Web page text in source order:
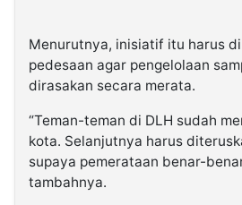
Menurutnya, inisiatif itu harus
pedesaan agar pengelolaan
dirasakan secara merata.
“Teman-teman di DLH sudah
kota. Selanjutnya harus
supaya pemerataan benar-
tambahnya.